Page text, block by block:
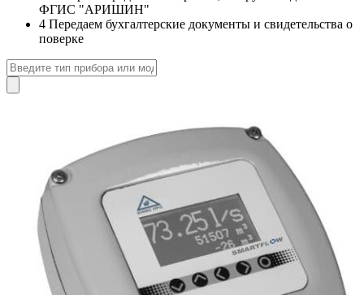
ФГИС "АРИШИН"
4 Передаем бухгалтерские документы и свидетельства о
поверке